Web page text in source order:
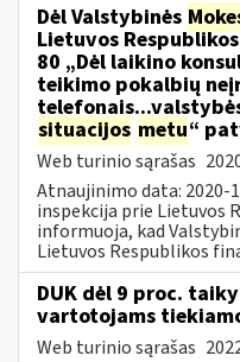
Dėl Valstybinės
Lietuvos
80 „Dėl laikino
teikimo pokalbių
situacijos metu“
Web turinio sąrašas
Atnaujinimo data: 2020-
inspekcija prie Lietuvos
informuoja, kad
Lietuvos Respublikos
DUK dėl 9 proc.
vartotojams
Web turinio sąrašas